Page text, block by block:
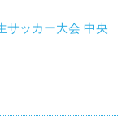
サッカー大会 中央